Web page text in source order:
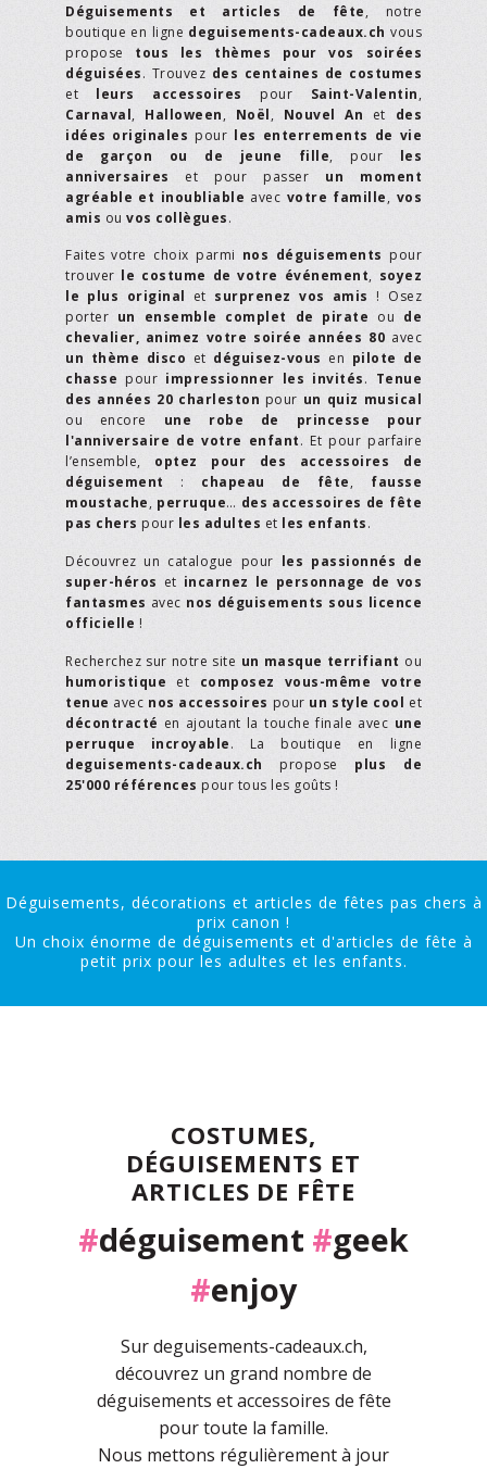
Déguisements et articles de fête, notre
boutique en ligne deguisements-cadeaux.ch vous
propose tous les thèmes pour vos soirées
déguisées. Trouvez des centaines de costumes
et leurs accessoires pour Saint-Valentin,
Carnaval, Halloween, Noël, Nouvel An et des
idées originales pour les enterrements de vie
de garçon ou de jeune fille, pour les
anniversaires et pour passer un moment
agréable et inoubliable avec votre famille, vos
amis ou vos collègues.
Faites votre choix parmi nos déguisements pour
trouver le costume de votre événement, soyez
le plus original et surprenez vos amis ! Osez
porter un ensemble complet de pirate ou de
chevalier, animez votre soirée années 80 avec
un thème disco et déguisez-vous en pilote de
chasse pour impressionner les invités. Tenue
des années 20 charleston pour un quiz musical
ou encore une robe de princesse pour
l'anniversaire de votre enfant. Et pour parfaire
l’ensemble, optez pour des accessoires de
déguisement : chapeau de fête, fausse
moustache, perruque… des accessoires de fête
pas chers pour les adultes et les enfants.
Découvrez un catalogue pour les passionnés de
super-héros et incarnez le personnage de vos
fantasmes avec nos déguisements sous licence
officielle !
Recherchez sur notre site un masque terrifiant ou
humoristique et composez vous-même votre
tenue avec nos accessoires pour un style cool et
décontracté en ajoutant la touche finale avec une
perruque incroyable. La boutique en ligne
deguisements-cadeaux.ch propose plus de
25'000 références pour tous les goûts !
Déguisements, décorations et articles de fêtes pas chers à
prix canon !
Un choix énorme de déguisements et d'articles de fête à
petit prix pour les adultes et les enfants.
COSTUMES,
DÉGUISEMENTS ET
ARTICLES DE FÊTE
#déguisement #geek
#enjoy
Sur deguisements-cadeaux.ch,
découvrez un grand nombre de
déguisements et accessoires de fête
pour toute la famille.
Nous mettons régulièrement à jour